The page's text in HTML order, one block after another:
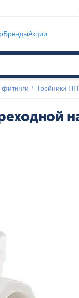
БрендыАкции
/ Тройники